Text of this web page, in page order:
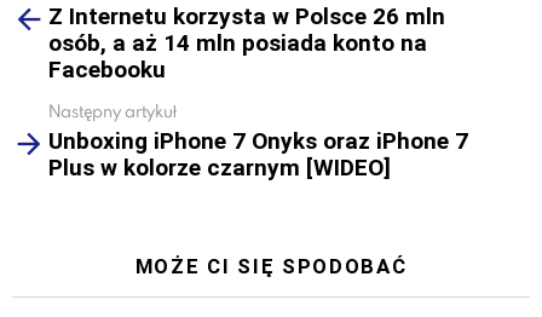
moreZ Internetu korzysta w Polsce 26 mln
osób, a aż 14 mln posiada konto na
Facebooku
Następny artykuł
Unboxing iPhone 7 Onyks oraz iPhone 7
Plus w kolorze czarnym [WIDEO]
MOŻE CI SIĘ SPODOBAĆ